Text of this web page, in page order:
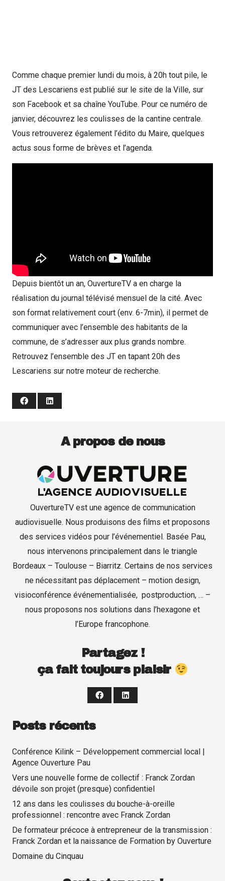
Production de films
Captation d’événements
Formation
Comme chaque premier lundi du mois, à 20h tout pile, le
JT des Lescariens est publié sur le site de la Ville, sur
son Facebook et sa chaîne YouTube. Pour ce numéro de
janvier, découvrez les coulisses de la cantine centrale.
Vous retrouverez également l’édito du Maire, quelques
actus sous forme de brèves et l’agenda.
Depuis bientôt un an, OuvertureTV a en charge la
réalisation du journal télévisé mensuel de la cité. Avec
son format relativement court (env. 6-7min), il permet de
communiquer avec l’ensemble des habitants de la
commune, de s’adresser aux plus grands nombre.
Retrouvez l’ensemble des JT en tapant 20h des
Lescariens sur notre moteur de recherche.
A propos de nous
OuvertureTV est une agence de communication
audiovisuelle. Nous produisons des films et proposons
des services vidéos pour l’événementiel. Basée Pau,
nous intervenons principalement dans le triangle
Bordeaux – Toulouse – Biarritz. Certains de nos services
ne nécessitant pas déplacement – motion design,
visioconférence événementialisée, postproduction, … –
nous proposons nos solutions dans l’hexagone et
l’Europe francophone.
Partagez !
ça fait toujours plaisir
Posts récents
Conférence Kilink – Développement commercial local |
Agence Ouverture Pau
Vers une nouvelle forme de collectif : Franck Zordan
dévoile son projet (presque) confidentiel
12 ans dans les coulisses du bouche-à-oreille
professionnel : rencontre avec Franck Zordan
De formateur précoce à entrepreneur de la transmission :
Franck Zordan et la naissance de Formation by Ouverture
Domaine du Cinquau